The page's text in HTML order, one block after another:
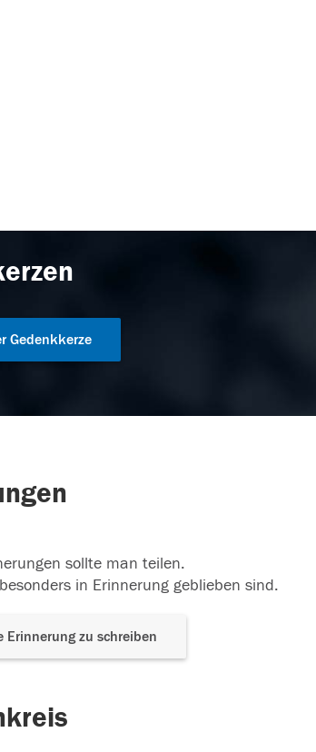
Gedenkkerze
sollte man teilen.
in Erinnerung geblieben sind.
zu schreiben